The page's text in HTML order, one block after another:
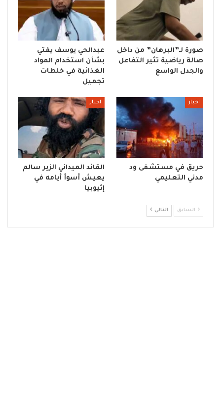
صورة لـ”البرهان” من داخل
صالة رياضية تثير التفاعل
والجدل الواسع
عبدالحي يوسف يفتي
بشأن استخدام المواد
الغذائية في خلطات
تجميل
اخبار
حريق في مستشفى ود
مدني التعليمي
اخبار
القائد الميداني الزير سالم
يعيش أسوأ أيامه في
إثيوبيا
السابق التالي